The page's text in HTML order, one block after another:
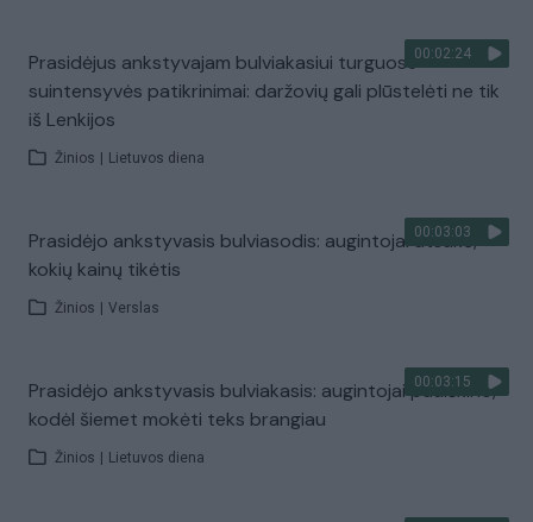
00:02:24
Prasidėjus ankstyvajam bulviakasiui turguose
suintensyvės patikrinimai: daržovių gali plūstelėti ne tik
iš Lenkijos
Žinios Lietuvos diena
00:03:03
Prasidėjo ankstyvasis bulviasodis: augintojai atsakė,
kokių kainų tikėtis
Žinios Verslas
00:03:15
Prasidėjo ankstyvasis bulviakasis: augintojai paaiškino,
kodėl šiemet mokėti teks brangiau
Žinios Lietuvos diena